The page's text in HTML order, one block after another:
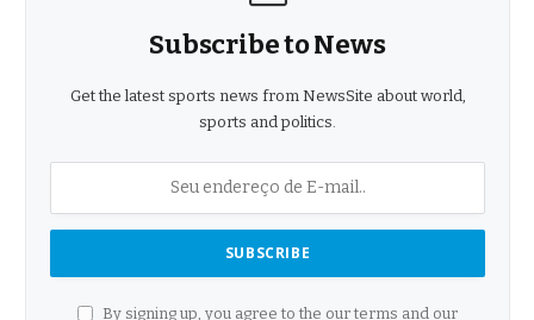
Subscribe to News
Get the latest sports news from NewsSite about world,
sports and politics.
By signing up, you agree to the our terms and our